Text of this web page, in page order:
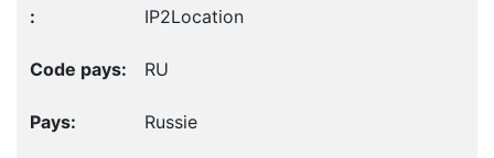
IP2Location
RU
Russie